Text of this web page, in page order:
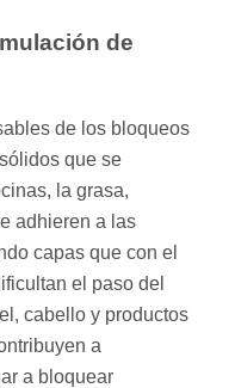
de
de los bloqueos
que se
la grasa,
adhieren a las
capas que con el
el paso del
cabello y productos
a
a bloquear